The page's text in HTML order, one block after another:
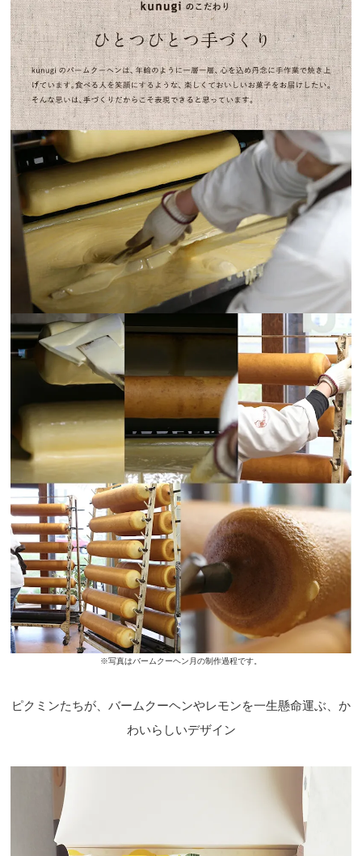
※写真はバームクーヘン月の制作過程です。
ピクミンたちが、バームクーヘンやレモンを一生懸命運ぶ、か
わいらしいデザイン